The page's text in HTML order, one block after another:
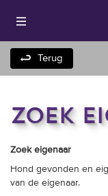
Terug
zoek
Zoek eigenaar
Hond gevonden en
van de eigenaar.